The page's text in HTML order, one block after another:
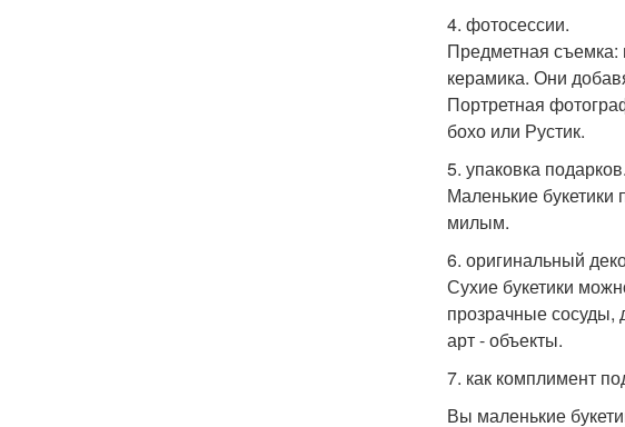
4. фотосессии.
Предметная съемка:
керамика. Они
Портретная
бохо или Рустик.
5. упаковка подарков.
Маленькие
милым.
6. оригинальный
Сухие букетики
прозрачные сосуды,
арт - объекты.
7. как комплимент
Вы маленькие